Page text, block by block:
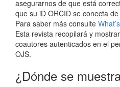
asegurarnos de que está
que su iD ORCID se conecta
Para saber más consulte
Esta revista recopilará y
coautores autenticados en el
OJS.
¿Dónde se